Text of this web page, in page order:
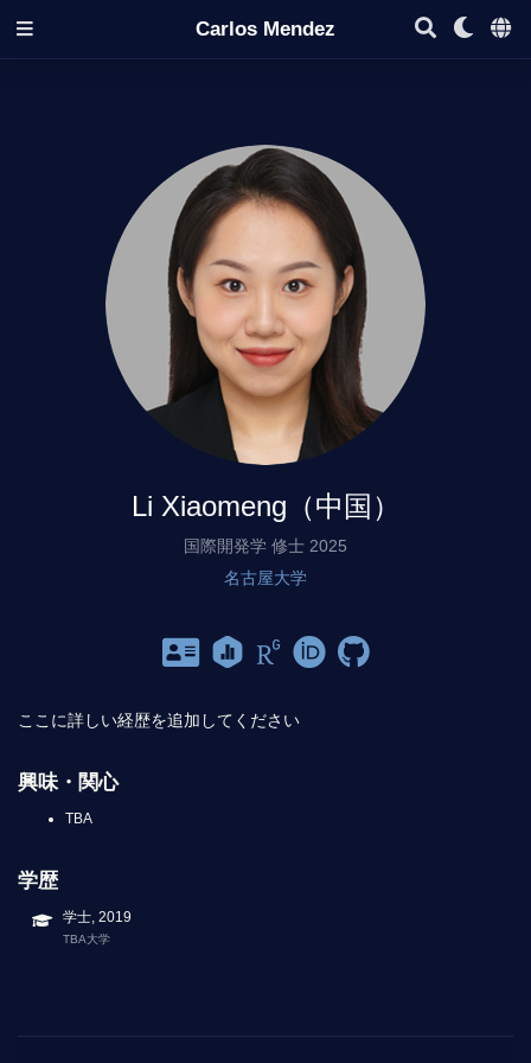
Carlos Mendez
Li Xiaomeng（中国）
国際開発学 修士 2025
名古屋大学
ここに詳しい経歴を追加してください
興味・関心
TBA
学歴
学士, 2019
TBA大学